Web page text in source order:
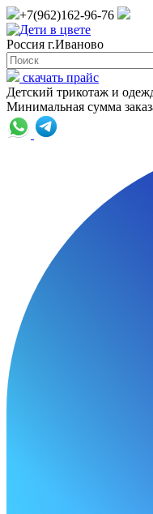
+7(962)162-96-76
Россия г.Иваново
скачать прайс
Детский трикотаж и
Минимальная сумма